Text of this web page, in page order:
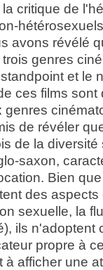
critique de
avons révélé
genres
et le
ces films
genres
de révéler
de la diversité
saxon,
Bien
des
sexuelle, la
ils n'adoptent
propre à
afficher une